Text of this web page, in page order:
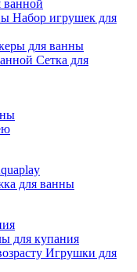
ванной
Набор игрушек для
для ванны
Сетка для
для ванны
для купания
Игрушки для